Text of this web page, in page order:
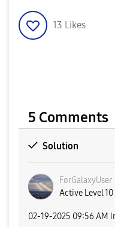
13 Likes
5 Comments
Solution
ForGalaxyUser
Active Level 10
‎02-19-2025 09:56 AM